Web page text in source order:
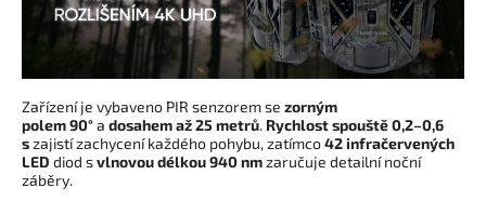
Zařízení je vybaveno PIR senzorem se zorným
polem 90°a dosahem až 25 metrů. Rychlost spouště 0,2–0,6
szajistí zachycení každého pohybu, zatímco42 infračervených
LED diod svlnovou délkou 940 nmzaručuje detailní noční
záběry.